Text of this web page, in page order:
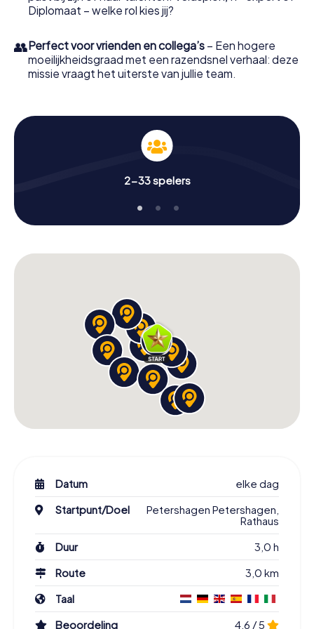
Diplomaat – welke rol kies jij?
👥Perfect voor vrienden en collega’s – Een hogere
moeilijkheidsgraad met een razendsnel verhaal: deze
missie vraagt het uiterste van jullie team.
2-33 spelers
Datum
elke dag
Startpunt/Doel
Petershagen Petershagen,
Rathaus
Duur
3,0 h
Route
3,0 km
Taal
Beoordeling
4,6 / 5